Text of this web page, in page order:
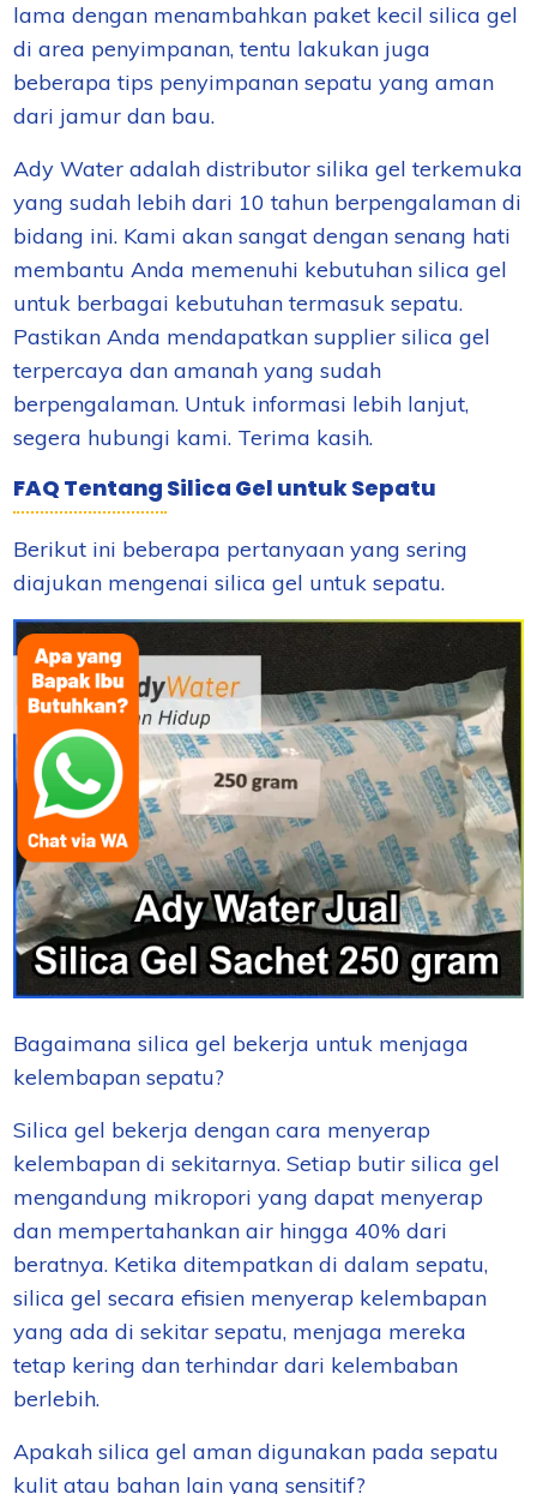
lama dengan menambahkan paket kecil silica gel
di area penyimpanan, tentu lakukan juga
beberapa tips penyimpanan sepatu yang aman
dari jamur dan bau.
Ady Water adalah distributor silika gel terkemuka
yang sudah lebih dari 10 tahun berpengalaman di
bidang ini. Kami akan sangat dengan senang hati
membantu Anda memenuhi kebutuhan silica gel
untuk berbagai kebutuhan termasuk sepatu.
Pastikan Anda mendapatkan supplier silica gel
terpercaya dan amanah yang sudah
berpengalaman. Untuk informasi lebih lanjut,
segera hubungi kami. Terima kasih.
FAQ Tentang Silica Gel untuk Sepatu
Berikut ini beberapa pertanyaan yang sering
diajukan mengenai silica gel untuk sepatu.
Bagaimana silica gel bekerja untuk menjaga
kelembapan sepatu?
Silica gel bekerja dengan cara menyerap
kelembapan di sekitarnya. Setiap butir silica gel
mengandung mikropori yang dapat menyerap
dan mempertahankan air hingga 40% dari
beratnya. Ketika ditempatkan di dalam sepatu,
silica gel secara efisien menyerap kelembapan
yang ada di sekitar sepatu, menjaga mereka
tetap kering dan terhindar dari kelembaban
berlebih.
Apakah silica gel aman digunakan pada sepatu
kulit atau bahan lain yang sensitif?